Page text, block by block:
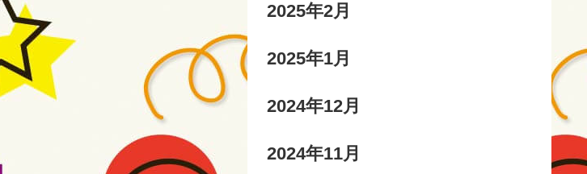
2025年2月
2025年1月
2024年12月
2024年11月